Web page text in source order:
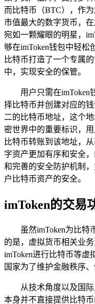
而比特币（BTC），作
市值最大的数字货币，
宛如一颗耀眼的明星，
够在imToken钱包中轻松
比特币打造了一个专属
中，实现安全的保管。
用户只需在imToken
择比特币并创建对应的
二的比特币地址，这个
密世界中的重要标识，
比特币转账到该地址，
字资产更加有序和安全
和完善的安全防护机制
户比特币资产的安全。
imToken的交易
虽然imToken为比
的是，虚拟货币相关业
imToken进行比特币等虚
国家为了维护金融秩序
从技术角度以及国
本身并不直接提供比特